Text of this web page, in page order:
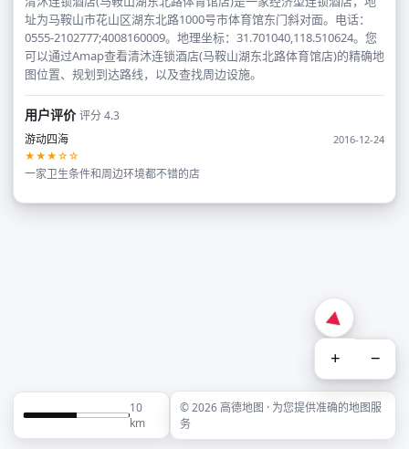
址为马鞍山市花山区湖东北路1000号市体育馆东门斜对面。电话：
0555-2102777;4008160009。地理坐标：31.701040,118.510624。您
可以通过Amap查看清沐连锁酒店(马鞍山湖东北路体育馆店)的精确地
图位置、规划到达路线，以及查找周边设施。
用户评价评分 4.3
游动四海
2016-12-24
★★★☆☆
一家卫生条件和周边环境都不错的店
+ −
10
km
© 2026 高德地图 · 为您提供准确的地图服
务